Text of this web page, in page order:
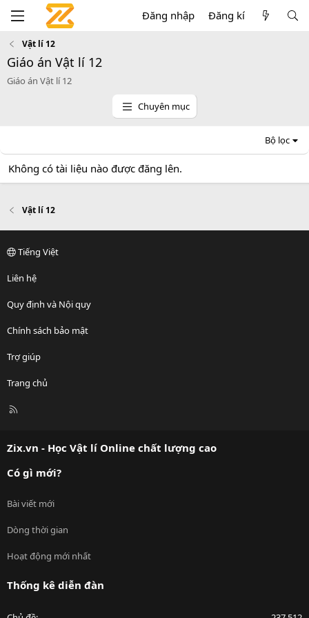
Đăng nhập Đăng kí
Vật lí 12
Giáo án Vật lí 12
Giáo án Vật lí 12
Chuyên mục
Bộ lọc
Không có tài liệu nào được đăng lên.
Vật lí 12
Tiếng Việt
Liên hệ
Quy định và Nội quy
Chính sách bảo mật
Trợ giúp
Trang chủ
R
Zix.vn - Học Vật lí Online chất lượng cao
Có gì mới?
Bài viết mới
Dòng thời gian
Hoạt động mới nhất
Thống kê diễn đàn